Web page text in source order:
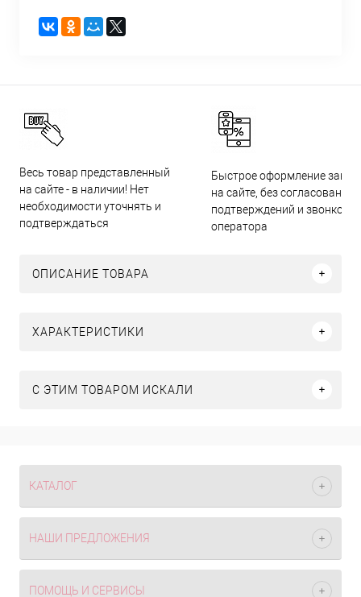
Весь товар представленный
на сайте - в наличии! Нет
необходимости уточнять и
подтверждаться
Быстрое оформление
на сайте, без согласований,
подтверждений и звонков
оператора
ОПИСАНИЕ ТОВАРА
ХАРАКТЕРИСТИКИ
C ЭТИМ ТОВАРОМ ИСКАЛИ
КАТАЛОГ
НАШИ ПРЕДЛОЖЕНИЯ
ПОМОЩЬ И СЕРВИСЫ